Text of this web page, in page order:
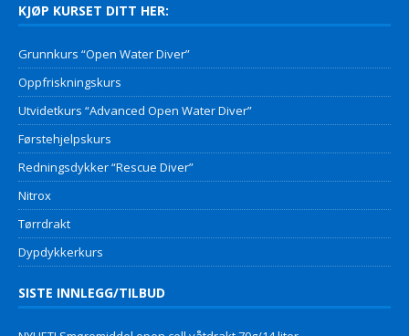
KJØP KURSET DITT HER:
Grunnkurs “Open Water Diver”
Oppfriskningskurs
Utvidetkurs “Advanced Open Water Diver”
Førstehjelpskurs
Redningsdykker “Rescue Diver”
Nitrox
Tørrdrakt
Dypdykkerkurs
SISTE INNLEGG/TILBUD